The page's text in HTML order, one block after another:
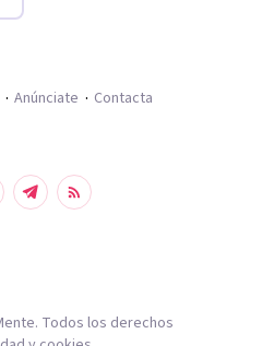
Anúnciate Contacta
Todos los derechos